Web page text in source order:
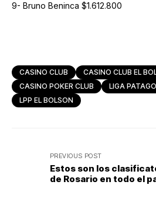
9- Bruno Beninca $1.612.800
CASINO CLUB
CASINO CLUB EL
CASINO POKER CLUB
LIGA
LPP EL BOLSON
PREVIOUS POST
Estos son los
de Rosario en todo el